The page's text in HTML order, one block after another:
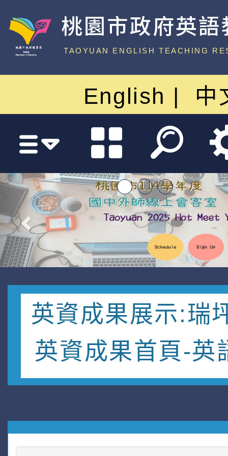
桃園市政府英
中心
TAOYUAN ENGLISH TEACHING
English 中
英資成果展示:瑞
英資成果首頁-英